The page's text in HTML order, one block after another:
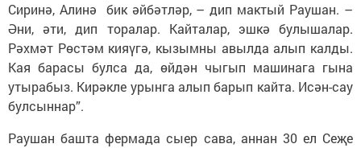
Сиринә, Алинә бик әйбәтләр, – дип мактый Раушан. –
Әни, әти, дип торалар. Кайталар, эшкә булышалар.
Рәхмәт Рөстәм кияүгә, кызымны авылда алып калды.
Кая барасы булса да, өйдән чыгып машинага гына
утырабыз. Кирәкле урынга алып барып кайта. Исән-сау
булсыннар”.
Раушан башта фермада сыер сава, аннан 30 ел Сеҗе